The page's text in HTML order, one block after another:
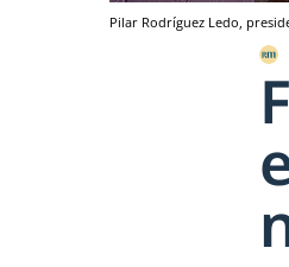
Pilar Rodríguez Ledo,